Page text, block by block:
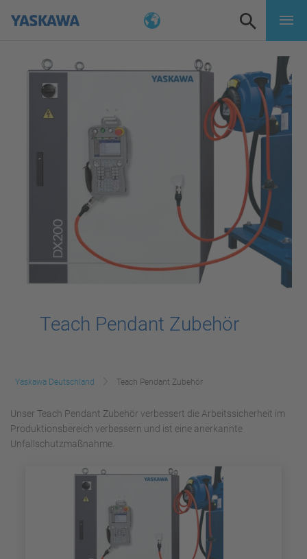
Teach Pendant Zubehör
Yaskawa Deutschland Teach Pendant Zubehör
Unser Teach Pendant Zubehör verbessert die Arbeitssicherheit im
Produktionsbereich verbessern und ist eine anerkannte
Unfallschutzmaßnahme.